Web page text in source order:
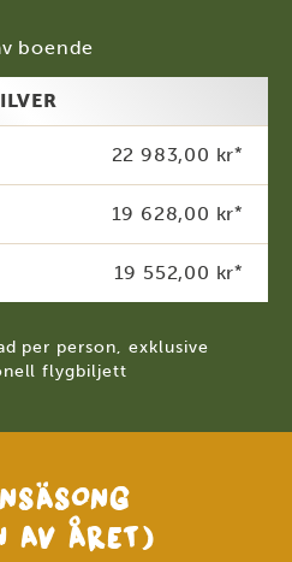
boende
22 983,00 kr*
19 628,00 kr*
19 552,00 kr*
per person, exklusive
flygbiljett
AV ÅRET)